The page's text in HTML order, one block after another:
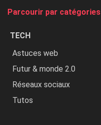
Parcourir par catégories
TECH
Astuces web
Futur & monde 2.0
Réseaux sociaux
Tutos